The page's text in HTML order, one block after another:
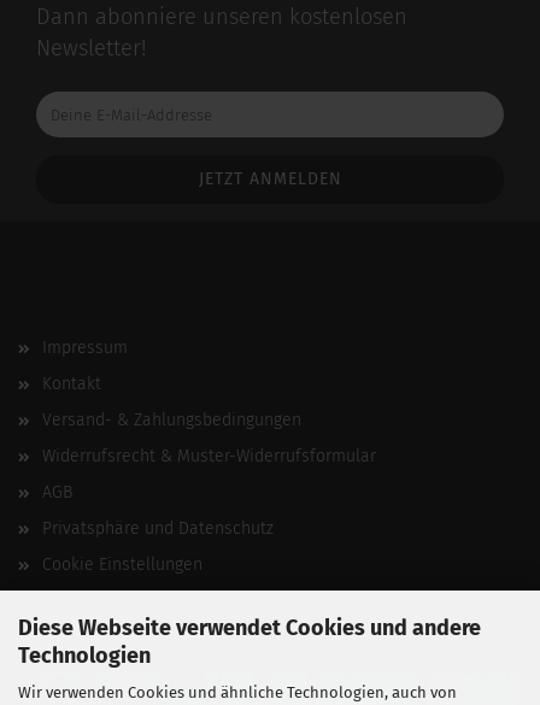
Diese Webseite verwendet Cookies und andere
Technologien
Wir verwenden Cookies und ähnliche Technologien, auch von
Dann abonniere unseren kostenlosen
Newsletter!
Deine
E-
Impressum
Kontakt
Versand- & Zahlungsbedingungen
Widerrufsrecht & Muster-Widerrufsformular
AGB
Privatsphäre und Datenschutz
Cookie Einstellungen
Vertrag widerrufen